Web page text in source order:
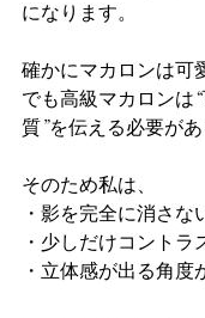
になります。
確かにマカロンは可
でも高級マカロンは
質”を伝える必要があ
そのため私は、
・影を完全に消さな
・少しだけコントラ
・立体感が出る角度